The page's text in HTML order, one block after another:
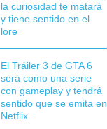
la curiosidad te matará
y tiene sentido en el
lore
El Tráiler 3 de GTA 6
será como una serie
con gameplay y tendrá
sentido que se emita en
Netflix